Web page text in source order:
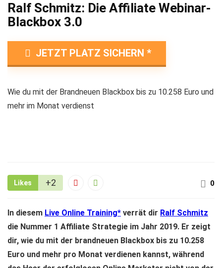
Ralf Schmitz: Die Affiliate Webinar-
Blackbox 3.0
JETZT PLATZ SICHERN
Wie du mit der Brandneuen Blackbox bis zu 10.258 Euro und
mehr im Monat verdienst
0
Likes +2
In diesem Live Online Training verrät dir Ralf Schmitz
die Nummer 1 Affiliate Strategie im Jahr 2019. Er zeigt
dir, wie du mit der brandneuen Blackbox bis zu 10.258
Euro und mehr pro Monat verdienen kannst, während